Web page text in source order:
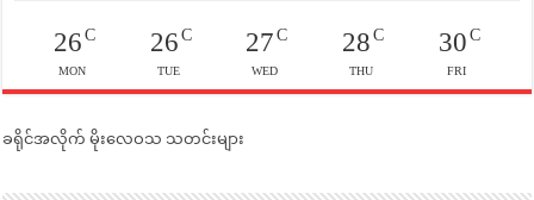
26C
MON
26C
TUE
27 C
WED
28C
THU
30C
FRI
ခရိုင်အလိုက် မိုးလေဝသ သတင်းများ